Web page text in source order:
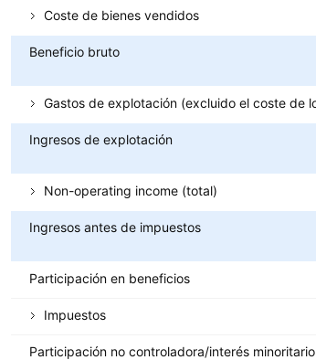
Coste de bienes vendidos
Beneficio bruto
Ingresos de explotación
Non-operating income (total)
Ingresos antes de impuestos
Participación en beneficios
Impuestos
Participación no controladora/interés minoritario